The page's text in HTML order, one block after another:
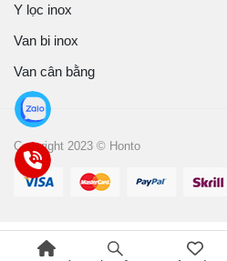
Y lọc inox
Van bi inox
Van cân bằng
Copyright 2023 © Honto